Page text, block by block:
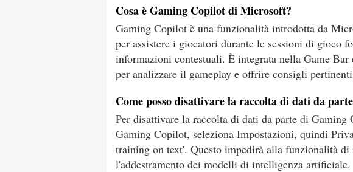
Cosa è Gaming Copilot di Microsoft?
Gaming Copilot è una funzionalità introdotta da
per assistere i giocatori durante le sessioni di gioco
informazioni contestuali. È integrata nella Game
per analizzare il gameplay e offrire consigli
Come posso disattivare la raccolta di dati da
Per disattivare la raccolta di dati da parte di
Gaming Copilot, seleziona Impostazioni, quindi
training on text'. Questo impedirà alla funzionalità
l'addestramento dei modelli di intelligenza artificiale.